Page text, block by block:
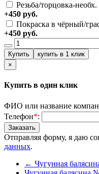
Резьба/торцовка-
+450 руб.
Покраска в чёрный/
+450 руб.
×
Купить в один клик
ФИО или название
Телефон*:
Отправляя форму, я даю
данных.
← Чугунная